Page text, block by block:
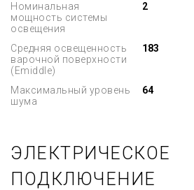
Номинальная
мощность системы
освещения
2
Средняя освещенность
варочной поверхности
(Emiddle)
183
Максимальный уровень
шума
64
ЭЛЕКТРИЧЕСКОЕ
ПОДКЛЮЧЕНИЕ